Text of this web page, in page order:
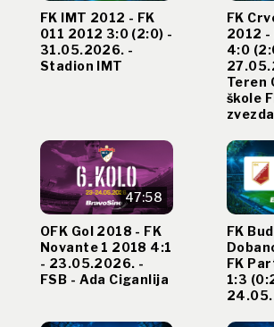
FK IMT 2012 - FK
011 2012 3:0 (2:0) -
31.05.2026. -
Stadion IMT
FK
2012 -
4:0
Teren
škole
zvezda
47:58
OFK Gol 2018 - FK
Novante 1 2018 4:1
- 23.05.2026. -
FSB - Ada Ciganlija
FK
FK
1:3